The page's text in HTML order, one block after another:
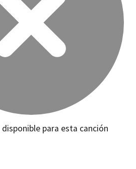
para esta canción